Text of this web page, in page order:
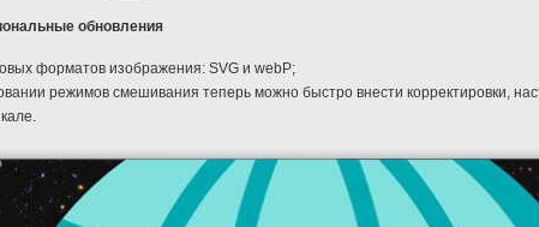
обновления
форматов изображения: SVG и webP;
режимов смешивания теперь можно быстро внести корректировки,